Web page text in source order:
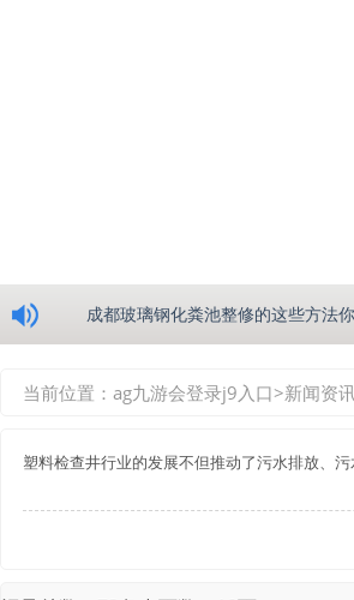
成都玻璃钢化粪池整修的这些方法
四川玻璃钢化粪池逐渐取代传统
当前位置： ag九游会登录j9入口>新闻资
塑料检查井行业的发展不但推动了污水排放、